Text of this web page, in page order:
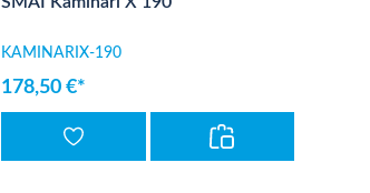
KAMINARIX-190
178,50 €*